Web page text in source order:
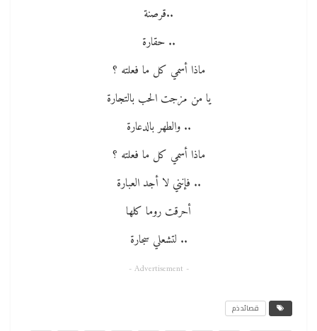
..قرصنة
.. حقارة
ماذا أسمي كل ما فعلته ؟
يا من مزجت الحب بالتجارة
.. والطهر بالدعارة
ماذا أسمي كل ما فعلته ؟
.. فإنني لا أجد العبارة
أحرقت روما كلها
.. لتشعلي سجارة
- Advertisement -
قصائد ذم